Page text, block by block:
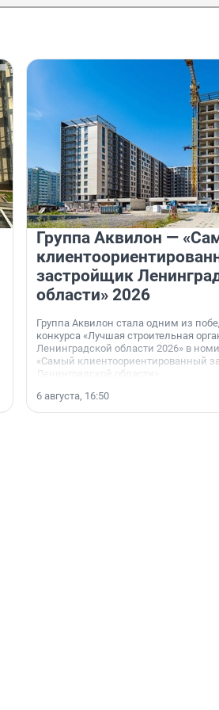
Группа Аквилон —
застройщик
области» 2026
Группа Аквилон стала одним из
конкурса «Лучшая строительная
Ленинградской области 2026» в
«Самый клиентоориентированный
Ленинградской области».
6 августа, 16:50